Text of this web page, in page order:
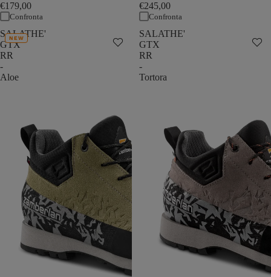
€179,00
Confronta
€245,00
Confronta
SALATHE'
GTX
RR
-
Aloe
NEW
SALATHE'
GTX
RR
-
Tortora